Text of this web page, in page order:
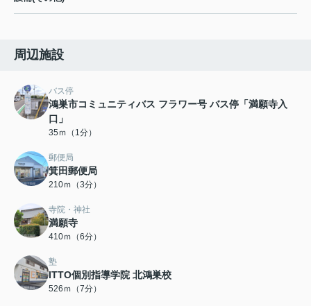
周辺施設
バス停
鴻巣市コミュニティバス フラワー号 バス停「満願寺入
口」
35ｍ（1分）
郵便局
箕田郵便局
210ｍ（3分）
寺院・神社
満願寺
410ｍ（6分）
塾
ITTO個別指導学院 北鴻巣校
526ｍ（7分）